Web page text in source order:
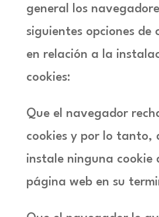
general los
siguientes opciones de
en relación a la
cookies:
Que el navegador
cookies y por lo tanto,
instale ninguna cookie
página web en su